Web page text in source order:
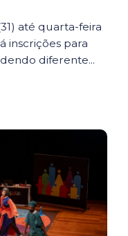
até quarta-feira
inscrições para
diferente...